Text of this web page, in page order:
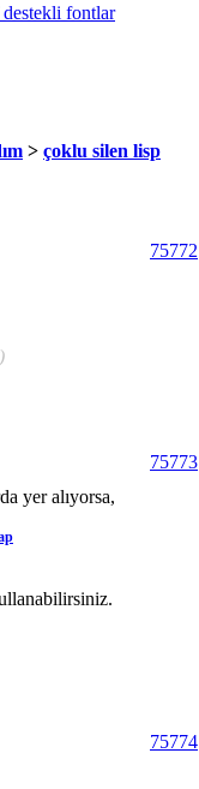
fontlar
> çoklu silen lisp
75772
75773
yer alıyorsa,
75774